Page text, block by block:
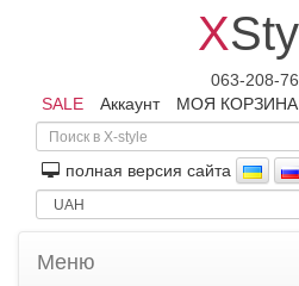
X
063-208-
SALE
Аккаунт МОЯ КОРЗИНА
полная версия сайта
Меню